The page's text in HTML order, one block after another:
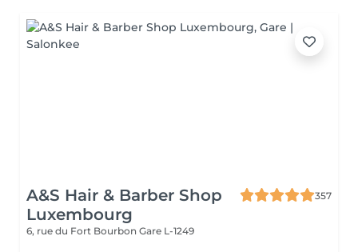
A&S Hair & Barber Shop
Luxembourg
357
6, rue du Fort Bourbon Gare L-1249